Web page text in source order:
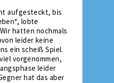
aufgesteckt, bis
lobte
hatten nochmals
leider keine
ein scheiß Spiel.
vorgenommen,
leider
hat das aber